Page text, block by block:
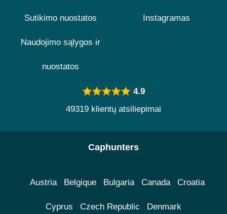
Sutikimo nuostatos
Naudojimo sąlygos ir
nuostatos
Instagramas
4.9
49319 klientų atsiliepimai
Caphunters
Austria Belgique Bulgaria Canada Croatia
Cyprus Czech Republic Denmark